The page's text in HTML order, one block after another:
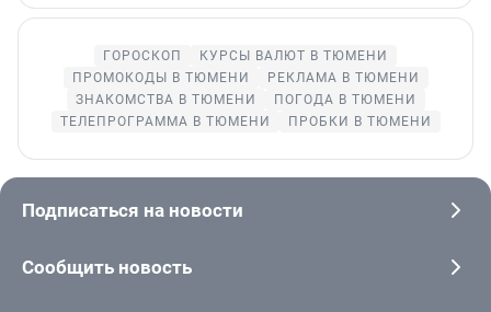
ГОРОСКОП
КУРСЫ ВАЛЮТ В ТЮМЕНИ
ПРОМОКОДЫ В ТЮМЕНИ
РЕКЛАМА В ТЮМЕНИ
ЗНАКОМСТВА В ТЮМЕНИ
ПОГОДА В ТЮМЕНИ
ТЕЛЕПРОГРАММА В ТЮМЕНИ
ПРОБКИ В ТЮМЕНИ
Подписаться на новости
Сообщить новость